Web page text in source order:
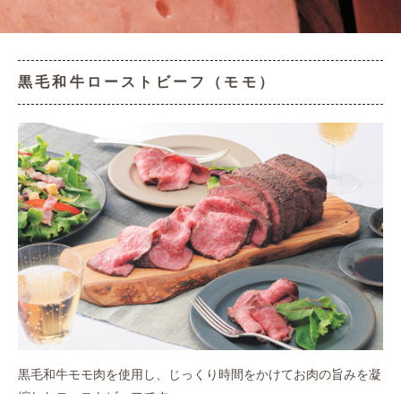
黒毛和牛ローストビーフ（モモ）
黒毛和牛モモ肉を使用し、じっくり時間をかけてお肉の旨みを凝